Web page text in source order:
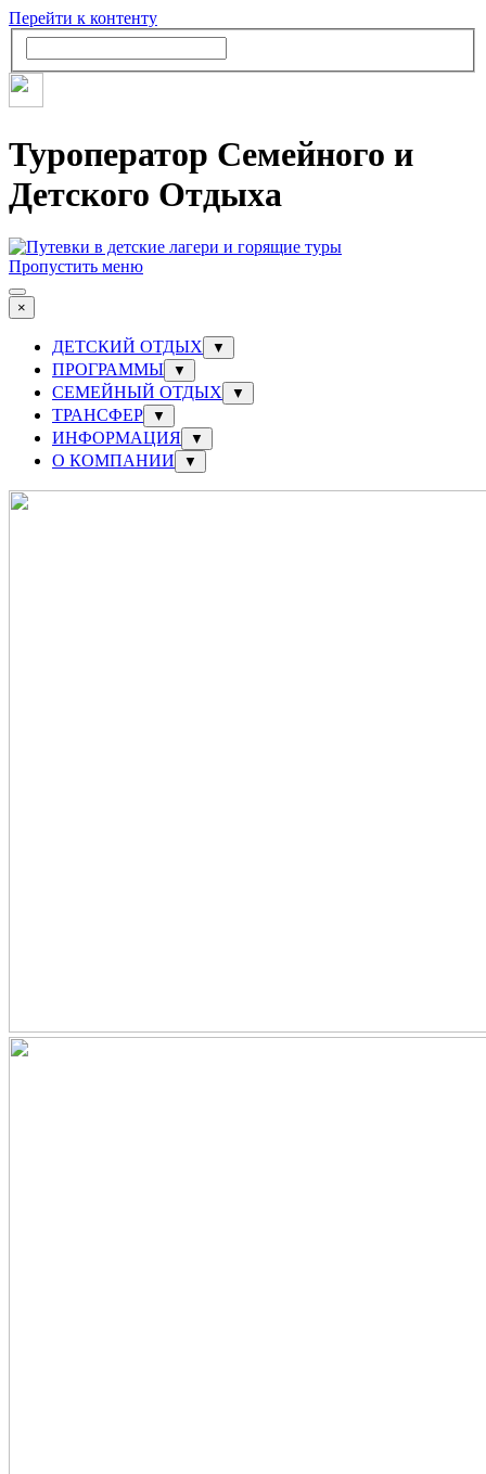
Перейти к контенту
Туроператор Семейного и
Детского Отдыха
Пропустить меню
×
ДЕТСКИЙ ОТДЫХ ▼
ПРОГРАММЫ ▼
СЕМЕЙНЫЙ ОТДЫХ ▼
ТРАНСФЕР ▼
ИНФОРМАЦИЯ ▼
О КОМПАНИИ ▼